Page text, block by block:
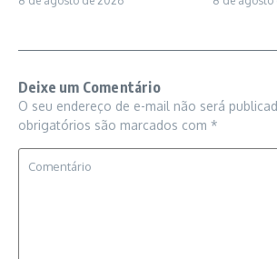
Deixe um Comentário
O seu endereço de e-mail não será
obrigatórios são marcados com *